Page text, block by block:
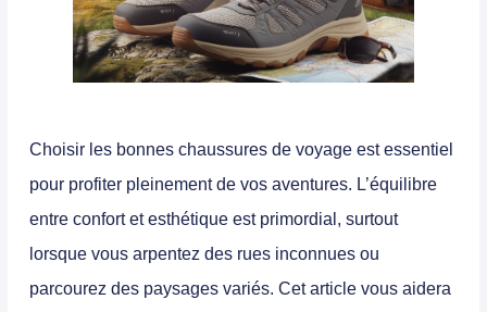
Choisir les bonnes chaussures de voyage est essentiel
pour profiter pleinement de vos aventures. L’équilibre
entre confortetesthétique est primordial, surtout
lorsque vous arpentez des rues inconnues ou
parcourez des paysages variés. Cet article vous aidera